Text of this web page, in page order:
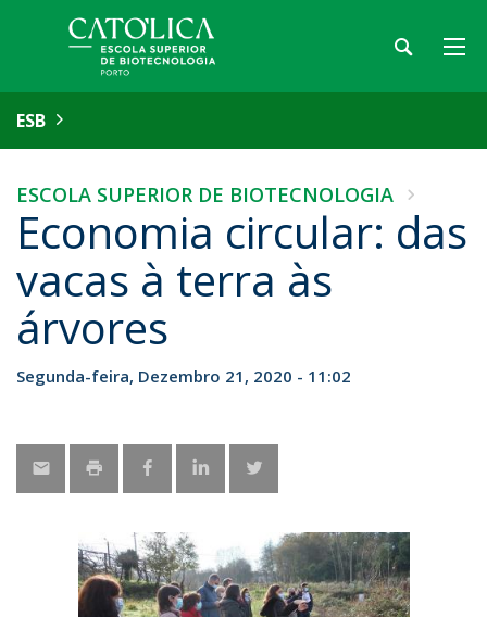
ESB
ESCOLA SUPERIOR DE BIOTECNOLOGIA
Economia circular: das
vacas à terra às
árvores
Segunda-feira, Dezembro 21, 2020 - 11:02